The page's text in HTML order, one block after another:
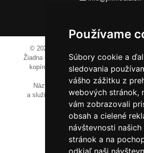
Používame
Súbory cookie a
sledovania
vášho zážitku z
webových stránok,
vám zobrazovali
obsah a cielené
návštevnosti
stránok a na
odkiaľ naši
© 2023-2024 JM Media, s.r.o.
Žiadna časť tohto portálu ak nie je
kopírovaná, alebo prezentovaná bez
prevádzkovateľa.
Názvy spoločností, firiem a
a služieb môžu byť registrovanými
ich vlastníkov.